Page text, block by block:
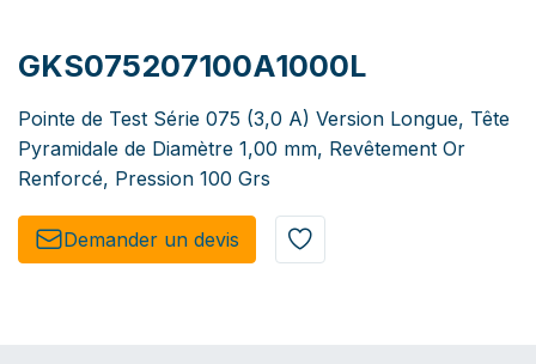
GKS075207100A1000L
Pointe de Test Série 075 (3,0 A) Version Longue, Tête
Pyramidale de Diamètre 1,00 mm, Revêtement Or
Renforcé, Pression 100 Grs
Demander un de​​vis​​